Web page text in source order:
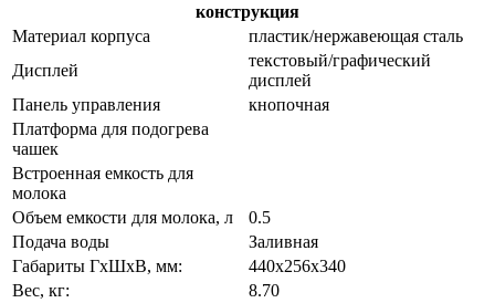
конструкция
Материал корпуса
пластик/нержавеющая сталь
Дисплей
текстовый/графический
дисплей
Панель управления
кнопочная
Платформа для подогрева
чашек
Встроенная емкость для
молока
Объем емкости для молока, л
0.5
Подача воды
Заливная
Габариты ГхШхВ, мм:
440х256х340
Вес, кг:
8.70